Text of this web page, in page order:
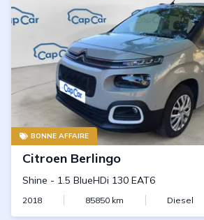
BONNE AFFAIRE
Citroen Berlingo
Shine - 1.5 BlueHDi 130 EAT6
2018 85850 km Diesel